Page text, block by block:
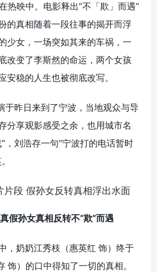
热映中。电影释出“不「欺」而遇”
的真相随着一段往事的揭开而浮
少女，一场突如其来的车祸，一
改变了李斯然的命运，两个女孩
安稳的人生也被彻底改写。
于昨日来到了宁波，当地观众与导
分享观影感受之余，也用城市名
，刘浩存一句“宁波打的电话暂时
假孙女真相反转不“欺”而遇
，奶奶江秀枝（惠英红 饰）终于
饰）的口中得知了一切的真相。